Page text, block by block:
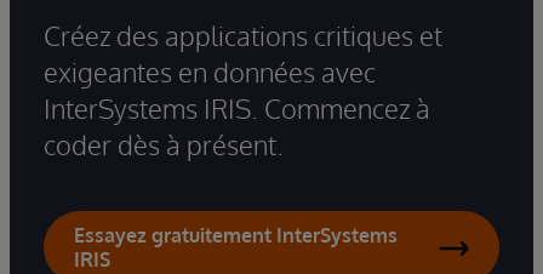
Créez des applications critiques et
exigeantes en données avec
InterSystems IRIS. Commencez à
coder dès à présent.
Essayez gratuitement InterSystems
IRIS